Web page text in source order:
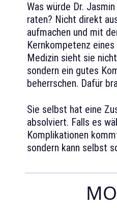
Was würde Dr.
raten? Nicht direkt
aufmachen und mit
Kernkompetenz
Medizin sieht sie
sondern ein gutes
beherrschen. Dafür
Sie selbst hat eine
absolviert. Falls es
Komplikationen
sondern kann selbst